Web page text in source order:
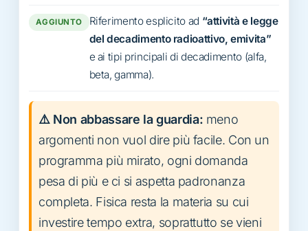
AGGIUNTO Riferimento esplicito ad “attività e legge
del decadimento radioattivo, emivita”
e ai tipi principali di decadimento (alfa,
beta, gamma).
⚠️ Non abbassare la guardia: meno
argomenti non vuol dire più facile. Con un
programma più mirato, ogni domanda
pesa di più e ci si aspetta padronanza
completa. Fisica resta la materia su cui
investire tempo extra, soprattutto se vieni